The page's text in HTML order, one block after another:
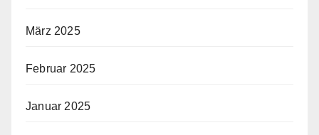
März 2025
Februar 2025
Januar 2025